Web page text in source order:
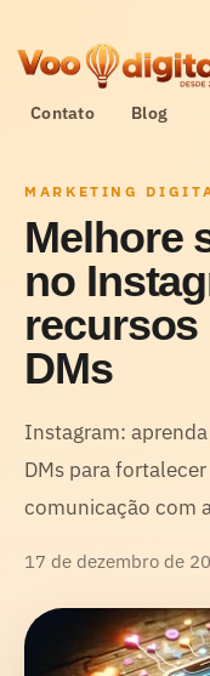
Contato Blog
MARKETING
Melhore
no
recursos
DMs
Instagram:
DMs para
comunicação com
17 de dezembro de